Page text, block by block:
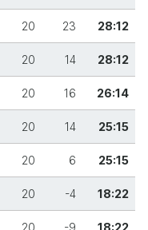
20 23 28:12
20 14 28:12
20 16 26:14
20 14 25:15
20 6 25:15
20 -4 18:22
20 -9 18:22